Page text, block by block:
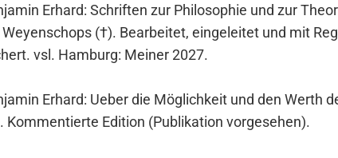
Erhard: Schrif­ten zur Phi­lo­so­phie und zur
(†). Bear­bei­tet, ein­ge­lei­tet und mit
vsl. Ham­burg: Mei­ner 2027.
Erhard: Ueber die Mög­lich­keit und den Werth
Kom­men­tier­te Edi­ti­on (Publi­ka­ti­on vor­ge­se­hen).